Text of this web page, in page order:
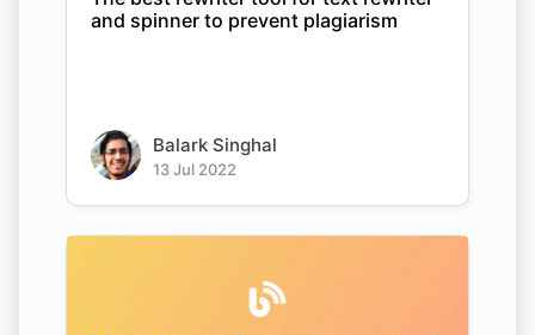
and spinner to prevent plagiarism
Balark Singhal
13 Jul 2022